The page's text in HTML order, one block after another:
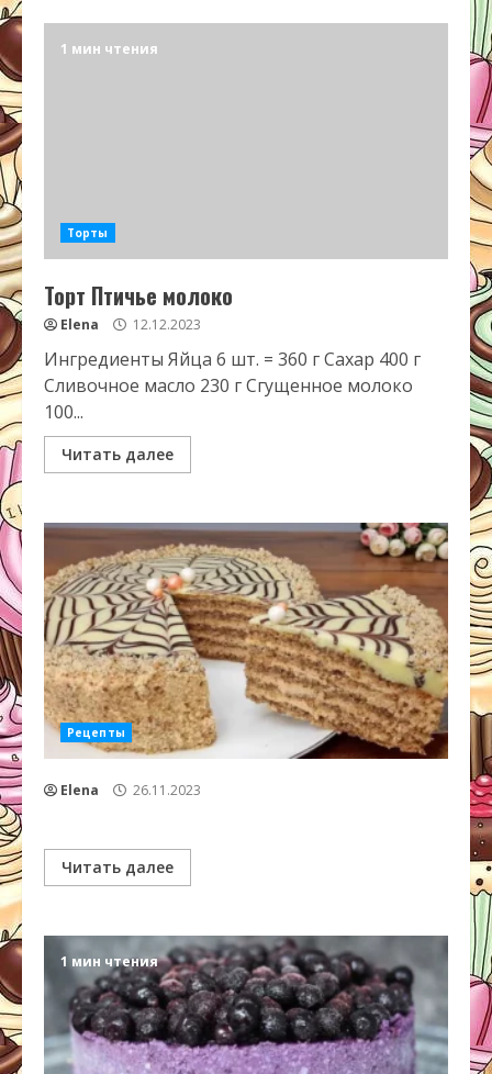
1 мин чтения
Торты
Торт Птичье молоко
Elena 12.12.2023
Ингредиенты Яйца 6 шт. = 360 г Сахар 400 г
Сливочное масло 230 г Сгущенное молоко
100...
Читать далее
Рецепты
Elena 26.11.2023
Читать далее
1 мин чтения